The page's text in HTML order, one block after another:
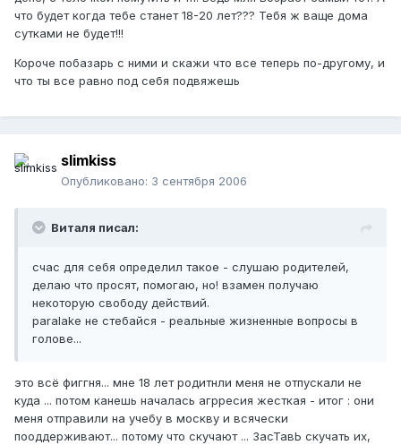
что будет когда тебе станет 18-20 лет??? Тебя ж ваще дома
сутками не будет!!!
Короче побазарь с ними и скажи что все теперь по-другому, и
что ты все равно под себя подвяжешь
slimkiss
Опубликовано: 3 сентября 2006
Виталя писал:
счас для себя определил такое - слушаю родителей,
делаю что просят, помогаю, но! взамен получаю
некоторую свободу действий.
paralake не стебайся - реальные жизненные вопросы в
голове...
это всё фиггня... мне 18 лет родитнли меня не отпускали не
куда ... потом канешь началась агрресия жесткая - итог : они
меня отправили на учебу в москву и всячески
пооддерживают... потому что скучают ... ЗасТавЬ скучать их,